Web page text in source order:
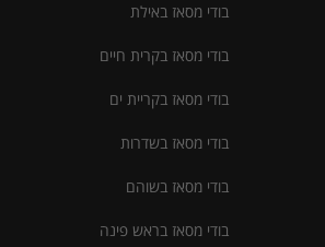
בודי מסאז באילת
בודי מסאז בקרית חיים
בודי מסאז בקריית ים
בודי מסאז בשדרות
בודי מסאז בשוהם
בודי מסאז בראש פינה